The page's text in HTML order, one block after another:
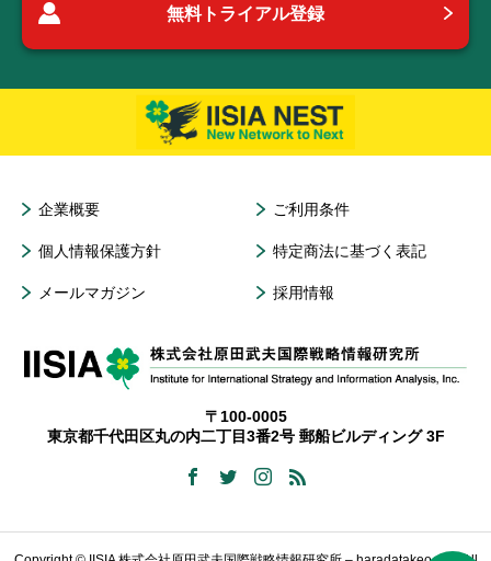
無料トライアル登録
企業概要 ご利用条件
個人情報保護方針 特定商法に基づく表記
メールマガジン 採用情報
〒100-0005
東京都千代田区丸の内二丁目3番2号 郵船ビルディング 3F